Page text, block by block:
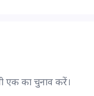
एक का चुनाव करें।